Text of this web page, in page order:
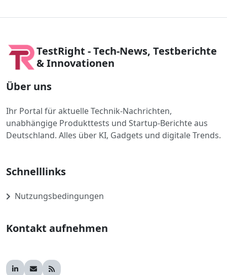
TestRight - Tech-News, Testberichte
& Innovationen
Über uns
Ihr Portal für aktuelle Technik-Nachrichten,
unabhängige Produkttests und Startup-Berichte aus
Deutschland. Alles über KI, Gadgets und digitale Trends.
Schnelllinks
Nutzungsbedingungen
Kontakt aufnehmen